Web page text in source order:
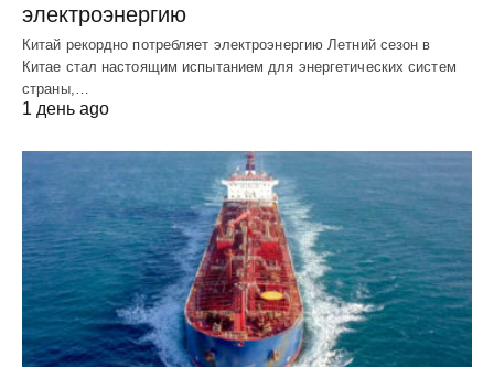
электроэнергию
Китай рекордно потребляет электроэнергию Летний сезон в
Китае стал настоящим испытанием для энергетических систем
страны,…
1 день ago